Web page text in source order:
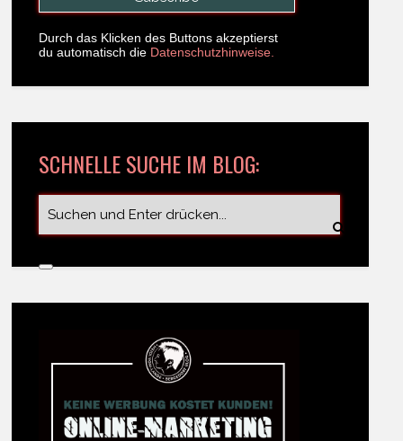
Durch das Klicken des Buttons akzeptierst
du automatisch die Datenschutzhinweise.
SCHNELLE SUCHE IM BLOG: